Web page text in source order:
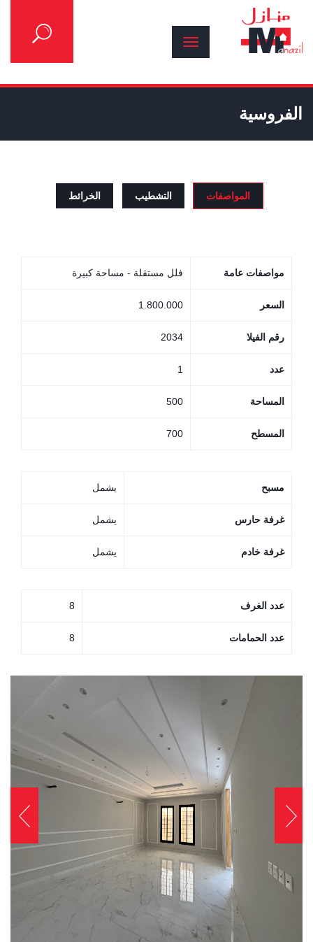
الفروسية
المواصفات التشطيب الخرائط
مواصفات عامة فلل مستقلة - مساحة كبيرة
السعر 1.800.000
رقم الفيلا 2034
عدد 1
المساحة 500
المسطح 700
مسبح يشمل
غرفة حارس يشمل
غرفة خادم يشمل
عدد الغرف 8
عدد الحمامات 8